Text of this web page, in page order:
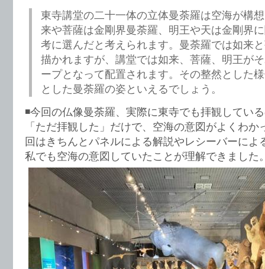
東寺講堂の二十一体の立体曼荼羅は空海が構
来や菩薩は金剛界曼荼羅、明王や天は金剛界
考に選んだと考えられます。曼荼羅では如来
描かれますが、講堂では如来、菩薩、明王が
ープとなって配置されます。その整然とした
とした曼荼羅の姿といえるでしょう。
◾️今回の仏像曼荼羅、実際に東寺でも拝観してい
「ただ拝観した」だけで、空海の意図がよくわ
回はきちんとパネルによる解説やレシーバーによ
私でも空海の意図していたことが理解できました